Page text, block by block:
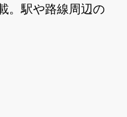
。駅や路線周辺の